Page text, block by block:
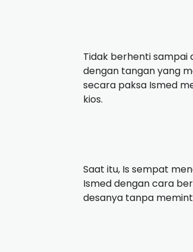
Tidak berhenti sampai
dengan tangan yang
secara paksa Ismed
kios.
Saat itu, Is sempat
Ismed dengan cara
desanya tanpa